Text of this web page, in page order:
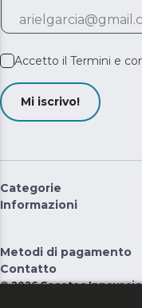
Accetto il Termini e
Mi iscrivo!
Categorie
Informazioni
Metodi di pagamento
Contatto
©2026 Cecotec